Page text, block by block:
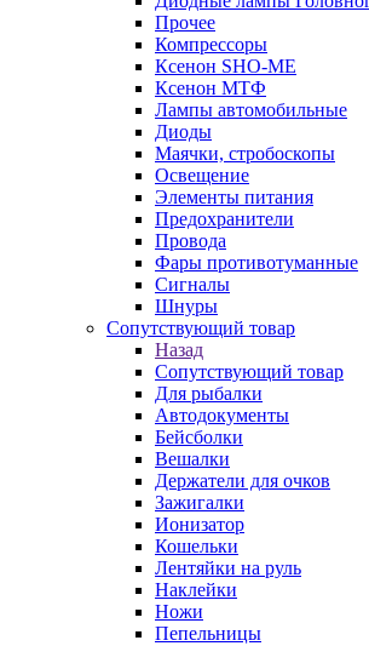
Прочее
Компрессоры
Ксенон SHO-ME
Ксенон МТФ
Лампы автомобильные
Диоды
Маячки, стробоскопы
Освещение
Элементы питания
Предохранители
Провода
Фары противотуманные
Сигналы
Шнуры
Сопутствующий товар
Назад
Сопутствующий товар
Для рыбалки
Автодокументы
Бейсболки
Вешалки
Держатели для очков
Зажигалки
Ионизатор
Кошельки
Лентяйки на руль
Наклейки
Ножи
Пепельницы